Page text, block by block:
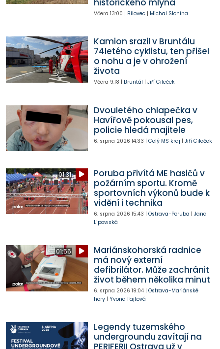
historického mlýna
Včera 13:00 | Bílovec| Michal Slonina
Kamion srazil v Bruntálu
74letého cyklistu, ten přišel
o nohu a je v ohrožení
života
Včera 9:18 | Bruntál | Jiří Cileček
Dvouletého chlapečka v
Havířově pokousal pes,
policie hledá majitele
6. srpna 2026 14:33 | Celý MS kraj | Jiří Cileček
01:31
Poruba přivítá ME hasičů v
požárním sportu. Kromě
sportovních výkonů bude k
vidění i technika
6. srpna 2026 15:43 | Ostrava-Poruba | Jana
Lipowská
01:56
Mariánskohorská radnice
má nový externí
defibrilátor. Může zachránit
život během několika minut
6. srpna 2026 19:04| Ostrava-Mariánské
hory| Yvona Fajtová
Legendy tuzemského
undergroundu zavítají na